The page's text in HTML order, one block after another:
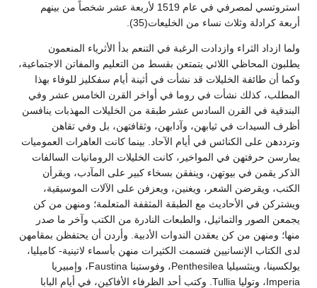
استروتسي لمصرفي في عام 1519 لأربعة عشر شخصاً من بينهم
أربعة كرادلة وثلاث نساء من الخليعات(35).
ولما ازداد الثراء وازدادت الرغبة في التنعم بدأ الأثرياء المنعمون
يطلبون المحاظي اللائي يتمتعن بقسط من التعليم والمفاتن الاجتماعية،
وكما أن طائفة الخليلات قد نشأت في أثينة أيام سفكليز للوفاء بهذا
المطلب، كذلك نشأت في روما في أواخر القرن الخامس عشر وفي
البندقية في القرن السادس عشر طبقة من الخليلات المهذبات ينافسن
أظرف السيدات في ثيابهن، وآدابهن، وثقافتهن، بل وفي تقاهن
وترددهن على الكنائس في أيام الآحاد. بينما كانت العاهرات العموميات
يمارسن حرفتهن في المواخير، كانت الخليلات الرومانيات السالفات
الذكر يقمن في بيوتهن، وينفقن بسخاء كبير على المآدب، ويقرأن
الكتب، ويقرضن الشعر، ويغنين، ويعزفن على الآلات الموسيقية،
ويشتركن في الأحاديث مع الطبقة المثقفة المتعلمة؛ ومنهن من كن
يجمعن الصور والتماثيل، والطبعات النادرة من الكتب وآخر ما صدر
منها؛ ومنهن من كن يعقدن الندوات الأدبية. وأردن أن يحتفظن بمقامهن
لدى الكتاب الإنسانيين فتسمت الكثيرات منهن بأسماء لاتينية- كاميليا،
يولكسينا، وينثسيليا Penthesilea، وفوستينا Faustina، وإمبيريا
Imperia، وتوليا Tullia. وكتب أحد الظرفاء الأفاكين، في أيام البابا